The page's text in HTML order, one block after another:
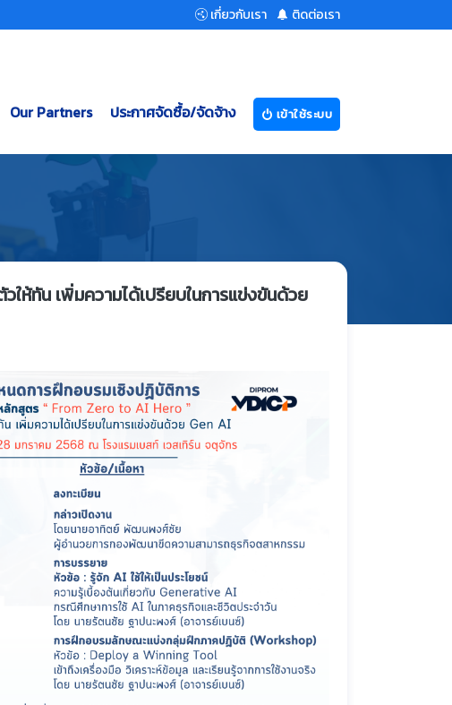
เกี่ยวกับเรา ติดต่อเรา
Our Partners ประกาศจัดซื้อ/จัดจ้าง เข้าใช้ระบบ
ห้ทัน เพิ่มความได้เปรียบในการแข่งขันด้วย